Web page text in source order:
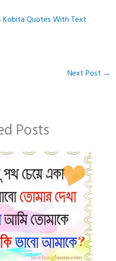
Kobita Quotes With Text
Next Post →
Posts